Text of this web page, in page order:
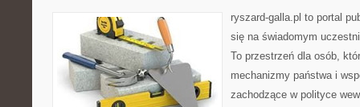
ryszard-galla.pl to portal
się na świadomym
To przestrzeń dla osób,
mechanizmy państwa i
zachodzące w polityce